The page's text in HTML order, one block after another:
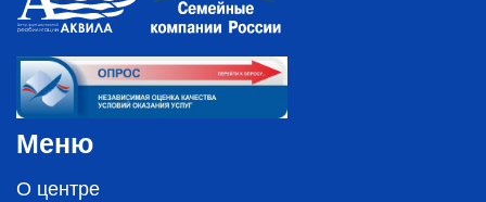
Меню
О центре